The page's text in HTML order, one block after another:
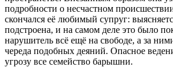
подробности о несчастном
скончался её любимый супруг:
подстроена, и на самом деле это было
нарушитель всё ещё на свободе, а за
череда подобных деяний. Опасное
угрозу все семейство барышни.